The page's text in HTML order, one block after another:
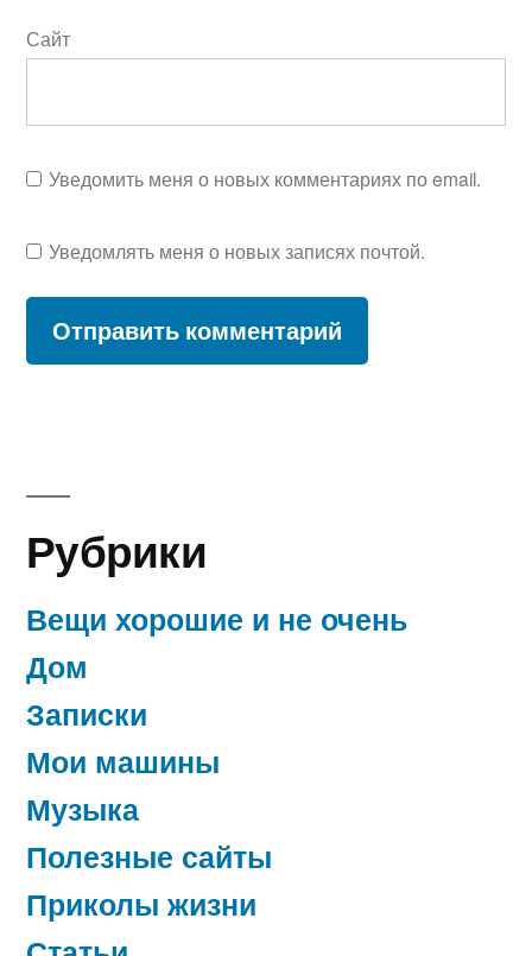
Сайт
Уведомить меня о новых комментариях по email.
Уведомлять меня о новых записях почтой.
Рубрики
Вещи хорошие и не очень
Дом
Записки
Мои машины
Музыка
Полезные сайты
Приколы жизни